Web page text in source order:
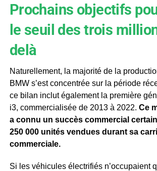
Prochains objectifs
le seuil des trois
delà
Naturellement, la majorité de la
BMW s’est concentrée sur la période
ce bilan inclut également la première
i3, commercialisée de 2013 à 2022. Ce
a connu un succès commercial
250 000 unités vendues durant sa
commerciale.
Si les véhicules électrifiés n’occupaient